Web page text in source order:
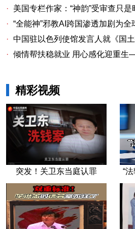
·
美国专栏作家：“神韵”受审查只是时间问题关卫东
· “全能神”邪教AI跨国渗透加剧为
· 中国驻以色列使馆发言人就《国土报》发文
· 倾情帮扶稳就业 用心感化迎重生——
精彩视频
突发！关卫东当庭认罪 “